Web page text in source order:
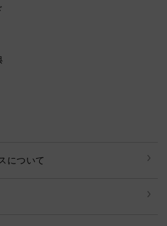
について